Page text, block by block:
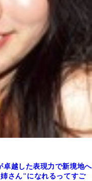
卓越した表現力で新境地へ
さん"になれるってすご